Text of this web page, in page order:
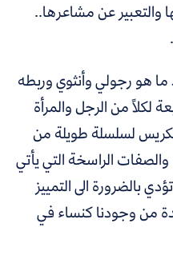
والتعبير عن مشاعرها..
هو رجولي وأنثوي وربطه
لكلاً من الرجل والمرأة
لسلسلة طويلة من
الراسخة التي يأتي
بالضرورة الى التمييز
من وجودنا كنساء في